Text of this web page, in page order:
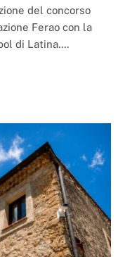
del concorso
Ferao con la
di Latina.…